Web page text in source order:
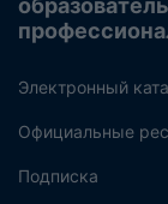
Электронный
Официальные
Подписка